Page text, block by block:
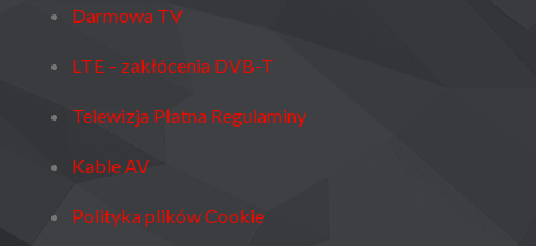
Darmowa TV
LTE – zakłócenia DVB-T
Telewizja Płatna Regulaminy
Kable AV
Polityka plików Cookie